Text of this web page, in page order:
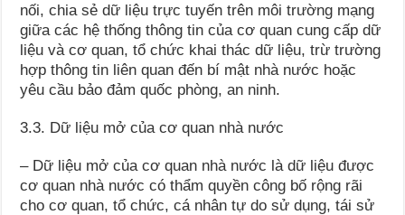
nối, chia sẻ dữ liệu trực tuyến trên môi trường mạng
giữa các hệ thống thông tin của cơ quan cung cấp dữ
liệu và cơ quan, tổ chức khai thác dữ liệu, trừ trường
hợp thông tin liên quan đến bí mật nhà nước hoặc
yêu cầu bảo đảm quốc phòng, an ninh.
3.3. Dữ liệu mở của cơ quan nhà nước
– Dữ liệu mở của cơ quan nhà nước là dữ liệu được
cơ quan nhà nước có thẩm quyền công bố rộng rãi
cho cơ quan, tổ chức, cá nhân tự do sử dụng, tái sử